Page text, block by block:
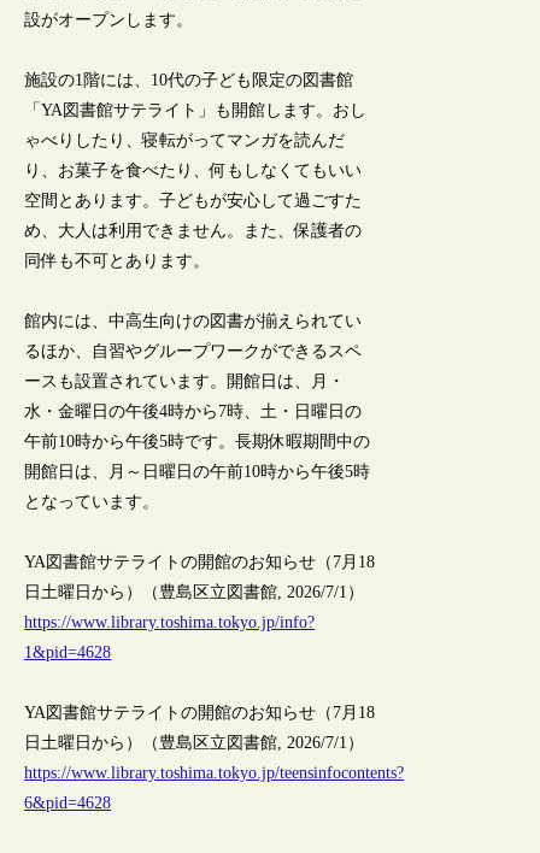
設がオープンします。
施設の1階には、10代の子ども限定の図書館
「YA図書館サテライト」も開館します。おし
ゃべりしたり、寝転がってマンガを読んだ
り、お菓子を食べたり、何もしなくてもいい
空間とあります。子どもが安心して過ごすた
め、大人は利用できません。また、保護者の
同伴も不可とあります。
館内には、中高生向けの図書が揃えられてい
るほか、自習やグループワークができるスペ
ースも設置されています。開館日は、月・
水・金曜日の午後4時から7時、土・日曜日の
午前10時から午後5時です。長期休暇期間中の
開館日は、月～日曜日の午前10時から午後5時
となっています。
YA図書館サテライトの開館のお知らせ（7月18
日土曜日から）（豊島区立図書館, 2026/7/1）
https://www.library.toshima.tokyo.jp/info?
1&pid=4628
YA図書館サテライトの開館のお知らせ（7月18
日土曜日から）（豊島区立図書館, 2026/7/1）
https://www.library.toshima.tokyo.jp/teensinfocontents?
6&pid=4628